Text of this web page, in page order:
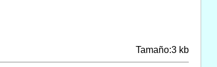
Tamaño:3 kb